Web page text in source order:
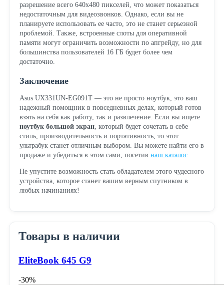
разрешение всего 640x480 пикселей, что может показаться
недостаточным для видеозвонков. Однако, если вы не
планируете использовать ее часто, это не станет серьезной
проблемой. Также, встроенные слоты для оперативной
памяти могут ограничить возможности по апгрейду, но для
большинства пользователей 16 ГБ будет более чем
достаточно.
Заключение
Asus UX331UN-EG091T — это не просто ноутбук, это ваш
надежный помощник в повседневных делах, который готов
взять на себя как работу, так и развлечение. Если вы ищете
ноутбук большой экран, который будет сочетать в себе
стиль, производительность и портативность, то этот
ультрабук станет отличным выбором. Вы можете найти его в
продаже и убедиться в этом сами, посетив наш каталог.
Не упустите возможность стать обладателем этого чудесного
устройства, которое станет вашим верным спутником в
любых начинаниях!
Товары в наличии
EliteBook 645 G9
-30%